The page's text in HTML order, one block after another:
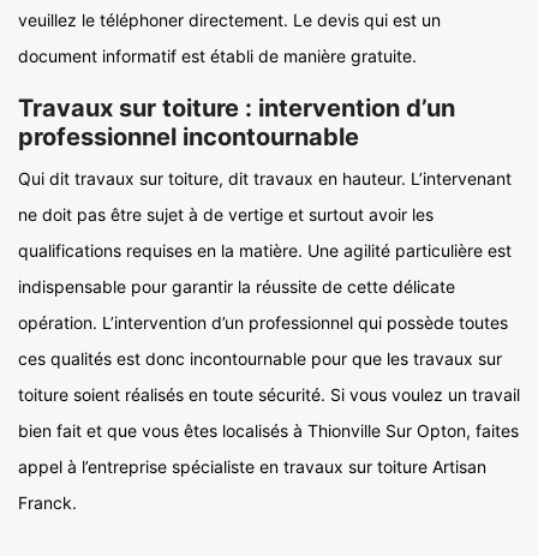
veuillez le téléphoner directement. Le devis qui est un
document informatif est établi de manière gratuite.
Travaux sur toiture : intervention d’un
professionnel incontournable
Qui dit travaux sur toiture, dit travaux en hauteur. L’intervenant
ne doit pas être sujet à de vertige et surtout avoir les
qualifications requises en la matière. Une agilité particulière est
indispensable pour garantir la réussite de cette délicate
opération. L’intervention d’un professionnel qui possède toutes
ces qualités est donc incontournable pour que les travaux sur
toiture soient réalisés en toute sécurité. Si vous voulez un travail
bien fait et que vous êtes localisés à Thionville Sur Opton, faites
appel à l’entreprise spécialiste en travaux sur toiture Artisan
Franck.